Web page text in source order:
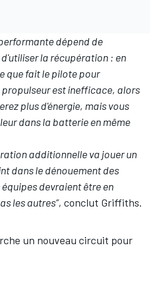
dépend de
la récupération : en
que fait le pilote pour
est inefficace, alors
plus d'énergie, mais vous
dans la batterie en même
additionnelle va jouer un
dans le dénouement des
devraient être en
les autres”, conclut Griffiths.
un nouveau circuit pour